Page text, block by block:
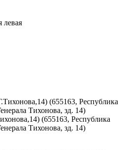
левая
(655163, Республика
Тихонова, зд. 14)